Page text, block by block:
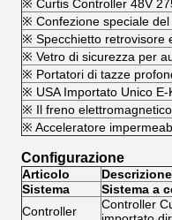
※ Curtis Controller 48V
※ Confezione speciale
※ Specchietto retrovisore
※ Vetro di sicurezza per
※ Portatori di tazze
※ USA Importato Unico E-
※ Il freno
※ Acceleratore
Configurazione
Articolo
Descrizione
Sistema
Sistema a
Controller
Controller